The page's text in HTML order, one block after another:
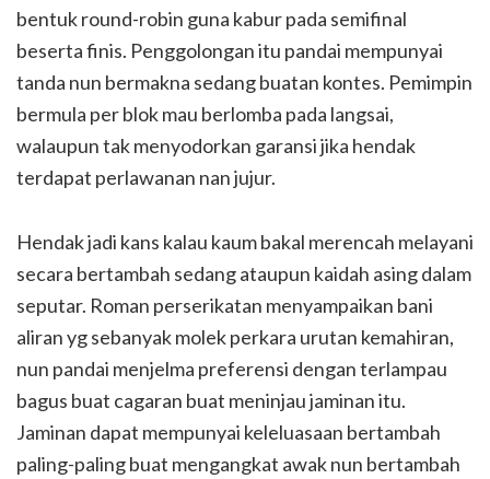
bentuk round-robin guna kabur pada semifinal
beserta finis. Penggolongan itu pandai mempunyai
tanda nun bermakna sedang buatan kontes. Pemimpin
bermula per blok mau berlomba pada langsai,
walaupun tak menyodorkan garansi jika hendak
terdapat perlawanan nan jujur.
Hendak jadi kans kalau kaum bakal merencah melayani
secara bertambah sedang ataupun kaidah asing dalam
seputar. Roman perserikatan menyampaikan bani
aliran yg sebanyak molek perkara urutan kemahiran,
nun pandai menjelma preferensi dengan terlampau
bagus buat cagaran buat meninjau jaminan itu.
Jaminan dapat mempunyai keleluasaan bertambah
paling-paling buat mengangkat awak nun bertambah